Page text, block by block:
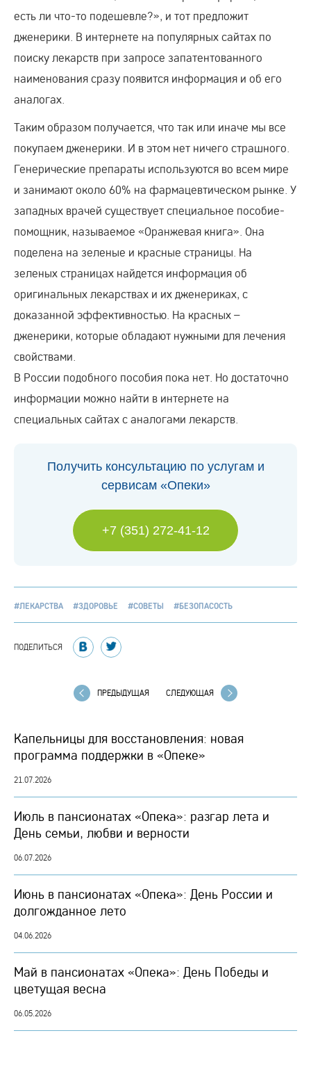
есть ли что-то подешевле?», и тот предложит
дженерики. В интернете на популярных сайтах по
поиску лекарств при запросе запатентованного
наименования сразу появится информация и об его
аналогах.
Таким образом получается, что так или иначе мы все
покупаем дженерики. И в этом нет ничего страшного.
Генерические препараты используются во всем мире
и занимают около 60% на фармацевтическом рынке. У
западных врачей существует специальное пособие-
помощник, называемое «Оранжевая книга». Она
поделена на зеленые и красные страницы. На
зеленых страницах найдется информация об
оригинальных лекарствах и их дженериках, с
доказанной эффективностью. На красных –
дженерики, которые обладают нужными для лечения
свойствами.
В России подобного пособия пока нет. Но достаточно
информации можно найти в интернете на
специальных сайтах с аналогами лекарств.
Получить консультацию по услугам и
сервисам «Опеки»
+7 (351) 272-41-12
#ЛЕКАРСТВА #ЗДОРОВЬЕ #СОВЕТЫ #БЕЗОПАСОСТЬ
ПОДЕЛИТЬСЯ
ПРЕДЫДУЩАЯ СЛЕДУЮЩАЯ
Капельницы для восстановления: новая
программа поддержки в «Опеке»
21.07.2026
Июль в пансионатах «Опека»: разгар лета и
День семьи, любви и верности
06.07.2026
Июнь в пансионатах «Опека»: День России и
долгожданное лето
04.06.2026
Май в пансионатах «Опека»: День Победы и
цветущая весна
06.05.2026